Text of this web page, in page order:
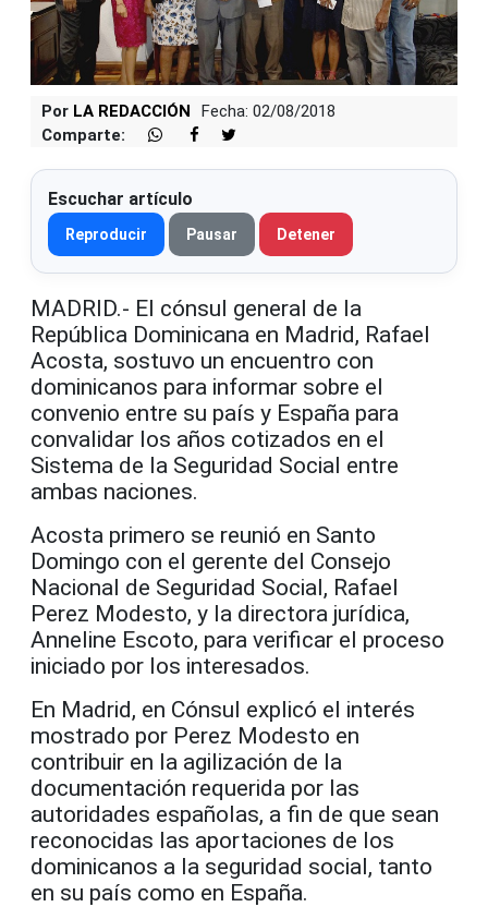
Por LA REDACCIÓN
Fecha: 02/08/2018
Comparte:
Escuchar artículo
Reproducir Pausar Detener
MADRID.- El cónsul general de la
República Dominicana en Madrid, Rafael
Acosta, sostuvo un encuentro con
dominicanos para informar sobre el
convenio entre su país y España para
convalidar los años cotizados en el
Sistema de la Seguridad Social entre
ambas naciones.
Acosta primero se reunió en Santo
Domingo con el gerente del Consejo
Nacional de Seguridad Social, Rafael
Perez Modesto, y la directora jurídica,
Anneline Escoto, para verificar el proceso
iniciado por los interesados.
En Madrid, en Cónsul explicó el interés
mostrado por Perez Modesto en
contribuir en la agilización de la
documentación requerida por las
autoridades españolas, a fin de que sean
reconocidas las aportaciones de los
dominicanos a la seguridad social, tanto
en su país como en España.